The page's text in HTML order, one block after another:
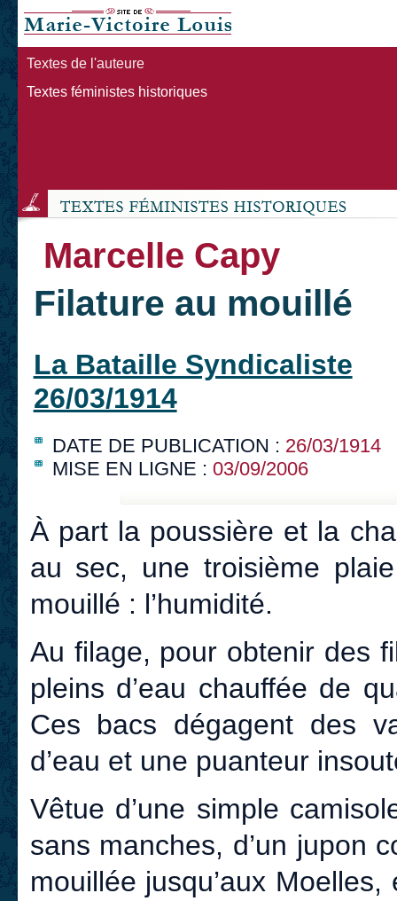
Textes de l'auteure
Textes féministes historiques
Marcelle Capy
Filature au mouillé
La Bataille Syndicaliste
26/03/1914
DATE DE PUBLICATION : 26/03/1914
MISE EN LIGNE : 03/09/2006
À part la poussière et la
au sec, une troisième
mouillé : l’humidité.
Au filage, pour obtenir des
pleins d’eau chauffée de
Ces bacs dégagent des
d’eau et une puanteur
Vêtue d’une simple
sans manches, d’un jupon
mouillée jusqu’aux